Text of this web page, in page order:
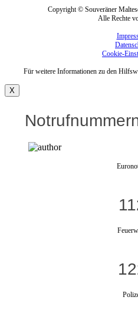
Copyright © Souveräner
Alle Rechte
Cookie-
Für weitere Informationen zu den
X